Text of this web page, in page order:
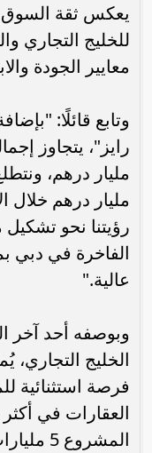
يعكس ثقة السوق
للخليج التجاري
معايير الجودة
وتابع قائلًا:
رؤيتنا نحو
الفاخرة في دبي
عالية."
وبوصفه أحد آخر
الخليج
فرصة استثنائية
العقارات في